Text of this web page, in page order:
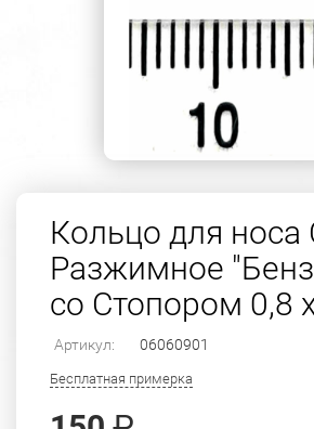
Кольцо для носа
Разжимное
со Стопором 0,8
Артикул: 06060901
Бесплатная примерка